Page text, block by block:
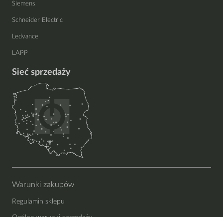
Siemens
Schneider Electric
Ledvance
LAPP
Sieć sprzedaży
Warunki zakupów
Regulamin sklepu